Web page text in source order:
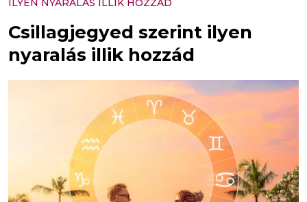
ILYEN NYARALÁS ILLIK HOZZÁD
Csillagjegyed szerint ilyen
nyaralás illik hozzád